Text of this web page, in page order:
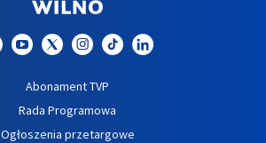
Abonament TVP
Rada Programowa
Ogłoszenia przetargowe